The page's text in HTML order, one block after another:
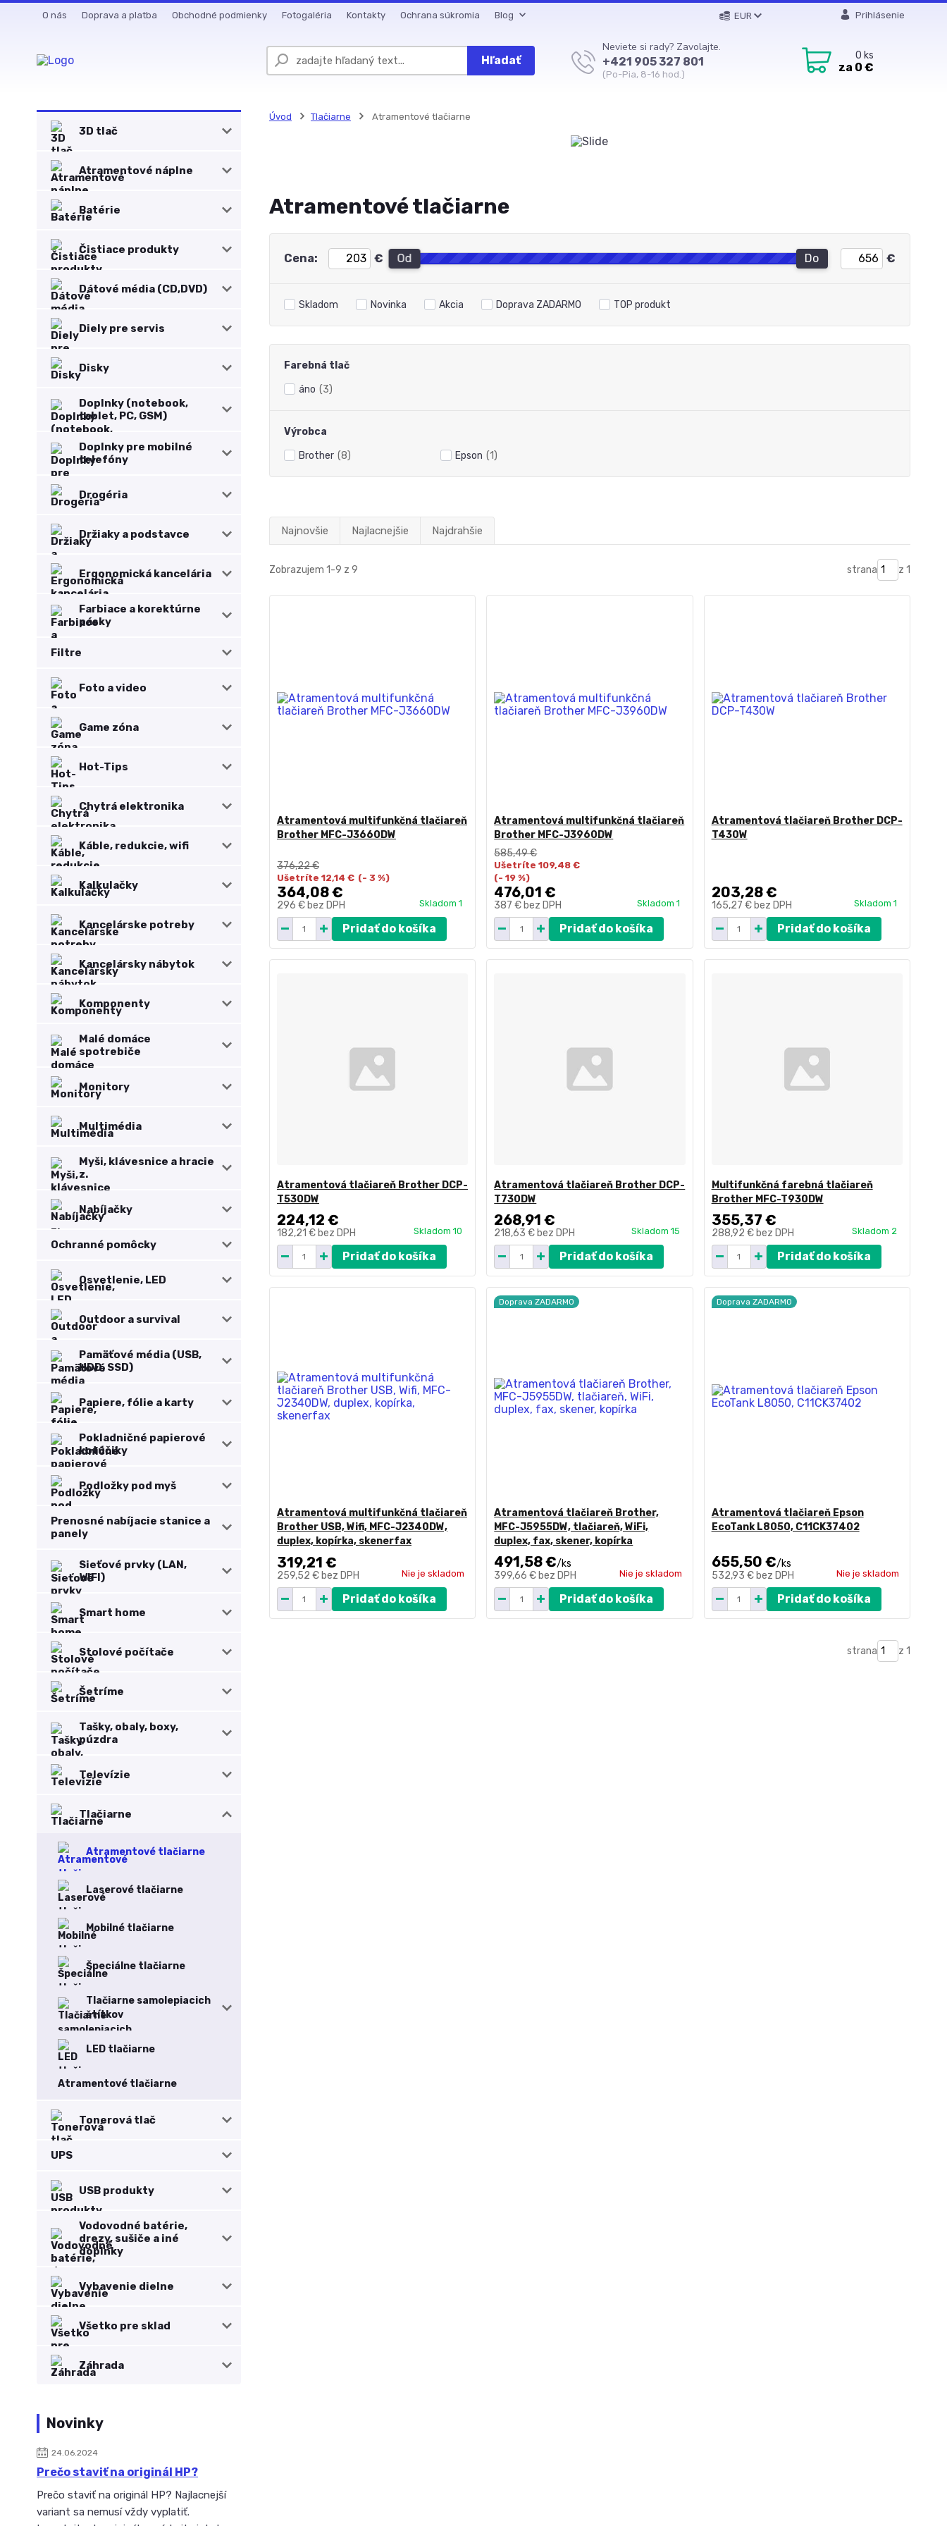
O nás Doprava a platba Obchodné podmienky Fotogaléria Kontakty Ochrana súkromia Blog EUR Prihlásenie
Hľadať
Neviete si rady? Zavolajte.
+421 905 327 801
(Po-Pia, 8-16 hod.)
0 ks
za 0 €
3D tlač
Atramentové náplne
Batérie
Čistiace produkty
Dátové média (CD,DVD)
Diely pre servis
Disky
Doplnky (notebook,
tablet, PC, GSM)
Doplnky pre mobilné
telefóny
Drogéria
Držiaky a podstavce
Ergonomická kancelária
Farbiace a korektúrne
pásky
Filtre
Foto a video
Game zóna
Hot-Tips
Chytrá elektronika
Káble, redukcie, wifi
Kalkulačky
Kancelárske potreby
Kancelársky nábytok
Komponenty
Malé domáce
spotrebiče
Monitory
Multimédia
Myši, klávesnice a hracie
z.
Nabíjačky
Ochranné pomôcky
Osvetlenie, LED
Outdoor a survival
Pamäťové média (USB,
HDD, SSD)
Papiere, fólie a karty
Pokladničné papierové
kotúčiky
Podložky pod myš
Prenosné nabíjacie stanice a
panely
Sieťové prvky (LAN,
WIFI)
Smart home
Stolové počítače
Šetríme
Tašky, obaly, boxy,
púzdra
Televízie
Tlačiarne
Atramentové tlačiarne
Laserové tlačiarne
Mobilné tlačiarne
Špeciálne tlačiarne
Tlačiarne samolepiacich
štítkov
LED tlačiarne
Atramentové tlačiarne
Tonerová tlač
UPS
USB produkty
Vodovodné batérie,
drezy, sušiče a iné
doplnky
Vybavenie dielne
Všetko pre sklad
Záhrada
Novinky
24.06.2024
Prečo staviť na originál HP?
Prečo staviť na originál HP? Najlacnejší
variant sa nemusí vždy vyplatiť.
Úvod Tlačiarne Atramentové tlačiarne
Atramentové tlačiarne
Cena: € Od Do €
Skladom Novinka Akcia Doprava ZADARMO TOP produkt
Farebná tlač
áno (3)
Výrobca
Brother (8) Epson (1)
Najnovšie Najlacnejšie Najdrahšie
Zobrazujem 1-9 z 9 strana z 1
Atramentová multifunkčná tlačiareň
Brother MFC-J3660DW
376,22 €
Ušetríte 12,14 € (- 3 %)
364,08 €
296 € bez DPH Skladom 1
Pridať do košíka
Atramentová multifunkčná tlačiareň
Brother MFC-J3960DW
585,49 €
Ušetríte 109,48 €
(- 19 %)
476,01 €
387 € bez DPH Skladom 1
Pridať do košíka
Atramentová tlačiareň Brother DCP-
T430W
203,28 €
165,27 € bez DPH Skladom 1
Pridať do košíka
Atramentová tlačiareň Brother DCP-
T530DW
224,12 €
182,21 € bez DPH Skladom 10
Pridať do košíka
Atramentová tlačiareň Brother DCP-
T730DW
268,91 €
218,63 € bez DPH Skladom 15
Pridať do košíka
Multifunkčná farebná tlačiareň
Brother MFC-T930DW
355,37 €
288,92 € bez DPH Skladom 2
Pridať do košíka
Atramentová multifunkčná tlačiareň
Brother USB, Wifi, MFC-J2340DW,
duplex, kopírka, skenerfax
319,21 €
259,52 € bez DPH Nie je skladom
Pridať do košíka
Doprava ZADARMO
Atramentová tlačiareň Brother,
MFC-J5955DW, tlačiareň, WiFi,
duplex, fax, skener, kopírka
491,58 €/ks
399,66 € bez DPH Nie je skladom
Pridať do košíka
Doprava ZADARMO
Atramentová tlačiareň Epson
EcoTank L8050, C11CK37402
655,50 €/ks
532,93 € bez DPH Nie je skladom
Pridať do košíka
strana z 1